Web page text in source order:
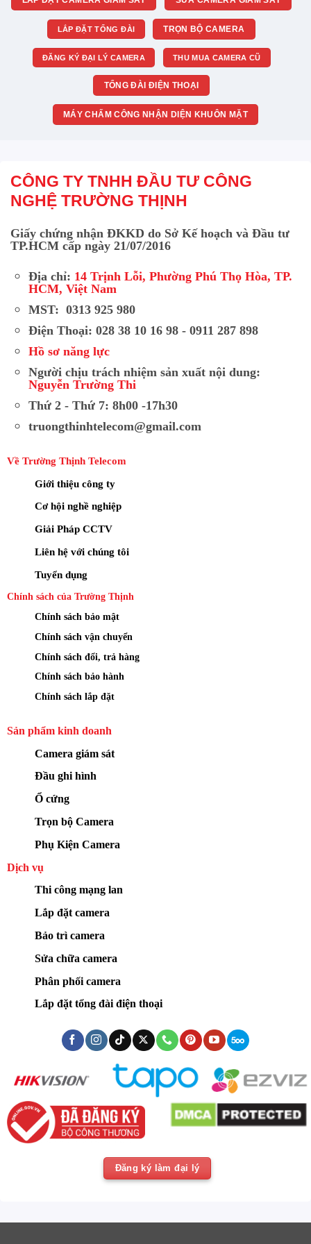
LẮP ĐẶT TỔNG ĐÀI TRỌN BỘ CAMERA
ĐĂNG KÝ ĐẠI LÝ CAMERA THU MUA CAMERA CŨ
TỔNG ĐÀI ĐIỆN THOẠI
MÁY CHẤM CÔNG NHẬN DIỆN KHUÔN MẶT
CÔNG TY TNHH ĐẦU TƯ CÔNG
NGHỆ TRƯỜNG THỊNH
Giấy chứng nhận ĐKKD do Sở Kế hoạch và Đầu tư
TP.HCM cấp ngày 21/07/2016
Địa chỉ: 14 Trịnh Lỗi, Phường Phú Thọ Hòa, TP.
HCM, Việt Nam
MST: 0313 925 980
Điện Thoại: 028 38 10 16 98 - 0911 287 898
Hồ sơ năng lực
Người chịu trách nhiệm sản xuất nội dung:
Nguyễn Trường Thi
Thứ 2 - Thứ 7: 8h00 -17h30
truongthinhtelecom@gmail.com
Về Trường Thịnh Telecom
Giới thiệu công ty
Cơ hội nghề nghiệp
Giải Pháp CCTV
Liên hệ với chúng tôi
Tuyển dụng
Chính sách của Trường Thịnh
Chính sách bảo mật
Chính sách vận chuyển
Chính sách đổi, trả hàng
Chính sách bảo hành
Chính sách lắp đặt
Sản phẩm kinh doanh
Camera giám sát
Đầu ghi hình
Ổ cứng
Trọn bộ Camera
Phụ Kiện Camera
Dịch vụ
Thi công mạng lan
Lắp đặt camera
Bảo trì camera
Sửa chữa camera
Phân phối camera
Lắp đặt tổng đài điện thoại
Đăng ký làm đại lý